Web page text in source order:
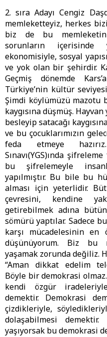
2. sıra Adayı Cengiz
memleketteyiz, herkes
biz de bu
sorunların içerisinde
ekonomisiyle, sosyal
ve yok olan bir şehirdir.
Geçmiş dönemde
Türkiye’nin kültür
Şimdi köylümüzü mazotu
kaygısına düşmüş.
besleyip satacağı
ve bu çocuklarımızın
feda etmeye
Sınavı(YGS)ında
bu şifrelemeyle
yapılmıştır. Bu bile bu
alması için yeterlidir.
çevresini, kendine
getirebilmek adına
sömürü yaptılar. Sadece
karşı mücadelesinin en
düşünüyorum. Biz bu
yaşamak zorunda değiliz.
“Aman dikkat edelim
Böyle bir demokrasi
kendi özgür
demektir. Demokrasi
çizdikleriyle,
dolaşabilmesi
yaşıyorsak bu demokrasi